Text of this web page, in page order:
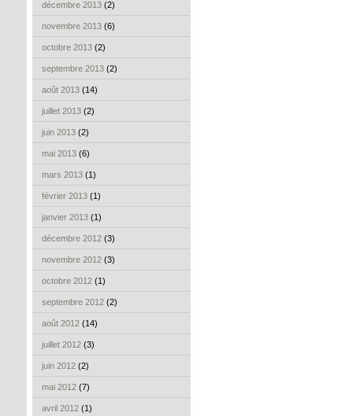
décembre 2013 (2)
novembre 2013 (6)
octobre 2013 (2)
septembre 2013 (2)
août 2013 (14)
juillet 2013 (2)
juin 2013 (2)
mai 2013 (6)
mars 2013 (1)
février 2013 (1)
janvier 2013 (1)
décembre 2012 (3)
novembre 2012 (3)
octobre 2012 (1)
septembre 2012 (2)
août 2012 (14)
juillet 2012 (3)
juin 2012 (2)
mai 2012 (7)
avril 2012 (1)